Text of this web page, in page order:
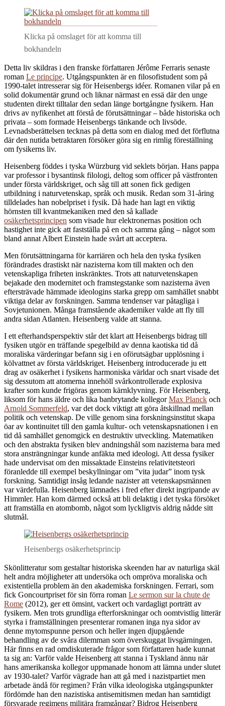
Klicka på omslaget för att komma till
bokhandeln
Detta liv skildras i den franske författaren Jérôme Ferraris senaste
roman Le principe. Utgångspunkten är en filosofistudent som på
1990-talet intresserar sig för Heisenbergs idéer. Romanen vilar på en
solid dokumentär grund och liknar närmast en essä där den unge
studenten direkt tilltalar den sedan länge bortgångne fysikern. Han
drivs av nyfikenhet att förstå de förutsättningar – både historiska och
privata – som formade Heisenbergs tänkande och livsöde.
Levnadsberättelsen tecknas på detta som en dialog med det förflutna
där den nutida betraktaren försöker göra sig en rimlig föreställning
om fysikerns liv.
Heisenberg föddes i tyska Würzburg vid seklets början. Hans pappa
var professor i bysantinsk filologi, deltog som officer på västfronten
under första världskriget, och såg till att sonen fick gedigen
utbildning i naturvetenskap, språk och musik. Redan som 31-åring
tilldelades han nobelpriset i fysik. Då hade han lagt en viktig
hörnsten till kvantmekaniken med den så kallade
osäkerhetsprincipen som visade hur elektronernas position och
hastighet inte gick att fastställa på en och samma gång – något som
bland annat Albert Einstein hade svårt att acceptera.
Men förutsättningarna för karriären och hela den tyska fysiken
förändrades drastiskt när nazisterna kom till makten och den
vetenskapliga friheten inskränktes. Trots att naturvetenskapen
bejakade den modernitet och framstegstanke som nazisterna även
eftersträvade hämmade ideologins starka grepp om samhället snabbt
viktiga delar av forskningen. Samma tendenser var påtagliga i
Sovjetunionen. Många framstående akademiker valde att fly till
andra sidan Atlanten. Heisenberg valde att stanna.
I ett efterhandsperspektiv står det klart att Heisenbergs bidrag till
fysiken utgör en träffande spegelbild av denna kaotiska tid då
moraliska värderingar befann sig i en oförutsägbar upplösning i
kölvattnet av första världskriget. Heisenberg introducerade ju ett
drag av osäkerhet i fysikens harmoniska världar och snart visade det
sig dessutom att atomerna innehöll svårkontrollerade explosiva
krafter som kunde frigöras genom kärnklyvning. För Heisenberg,
liksom för hans äldre och lika banbrytande kollegorMax Planck och
Arnold Sommerfeld, var det dock viktigt att göra åtskillnad mellan
politik och vetenskap. De ville genom sina forskningsinstitut skapa
öar av kontinuitet till den gamla kultur- och vetenskapsnationen i en
tid då samhället genomgick en destruktiv utveckling. Matematiken
och den abstrakta fysiken blev andningshål som nazisterna bara med
stora ansträngningar kunde anfäkta med ideologi. Att dessa fysiker
hade undervisat om den missaktade Einsteins relativitetsteori
föranledde till exempel beskyllningar om ”vita judar” inom tysk
forskning. Samtidigt insåg ledande nazister att vetenskapsmännen
var värdefulla. Heisenberg lämnades i fred efter direkt ingripande av
Himmler. Han kom därmed också att bli delaktig i det tyska försöket
att framställa en atombomb, något som lyckligtvis aldrig nådde sitt
slutmål.
Heisenbergs osäkerhetsprincip
Skönlitteratur som gestaltar historiska skeenden har av naturliga skäl
helt andra möjligheter att undersöka och ompröva moraliska och
existentiella problem än den akademiska forskningen. Ferrari, som
fick Goncourtpriset för sin förra roman Le sermon sur la chute de
Rome (2012), ger ett ömsint, vackert och vardagligt porträtt av
fysikern. Men trots grundliga efterforskningar och oomtvistlig litterär
styrka i framställningen presenterar romanen inga nya sidor av
denne mytomspunne person och heller ingen djupgående
behandling av de svåra dilemman som överskuggat livsgärningen.
Här finns en rad omdiskuterade frågor som författaren hade kunnat
ta sig an: Varför valde Heisenberg att stanna i Tyskland ännu när
hans amerikanska kollegor uppmanade honom att lämna under slutet
av 1930-talet? Varför vägrade han att gå med i nazistpartiet men
arbetade ändå för regimen? Från vilka ideologiska utgångspunkter
fördömde han den nazistiska antisemitismen medan han samtidigt
försvarade regimens militära framgångar? Bidrog Heisenberg